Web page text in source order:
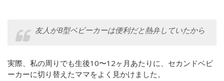
友人がB型ベビーカーは便利だと熱弁していたから
実際、私の周りでも生後10〜12ヶ月あたりに、セカンドベビ
ーカーに切り替えたママをよく見かけました。